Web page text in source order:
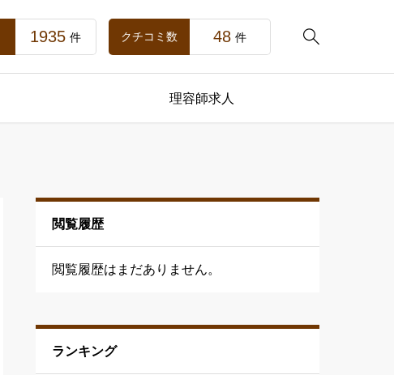

1935 件 クチコミ数 48 件
理容師求人
閲覧履歴
閲覧履歴はまだありません。
ランキング